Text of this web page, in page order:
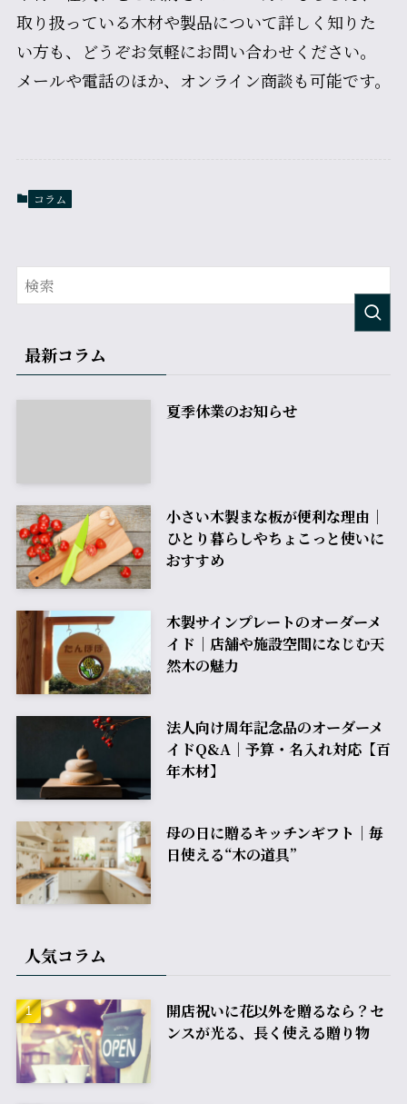
取り扱っている木材や製品について詳しく知りた
い方も、どうぞお気軽にお問い合わせください。
メールや電話のほか、オンライン商談も可能です。
コラム
最新コラム
夏季休業のお知らせ
小さい木製まな板が便利な理由｜
ひとり暮らしやちょこっと使いに
おすすめ
木製サインプレートのオーダーメ
イド｜店舗や施設空間になじむ天
然木の魅力
法人向け周年記念品のオーダーメ
イドQ&A｜予算・名入れ対応【百
年木材】
母の日に贈るキッチンギフト｜毎
日使える“木の道具”
人気コラム
開店祝いに花以外を贈るなら？セ
ンスが光る、長く使える贈り物